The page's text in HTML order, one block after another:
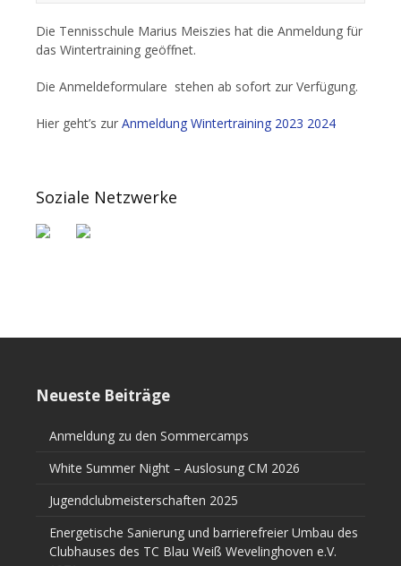
Die Tennisschule Marius Meiszies hat die Anmeldung für
das Wintertraining geöffnet.
Die Anmeldeformulare stehen ab sofort zur Verfügung.
Hier geht’s zur Anmeldung Wintertraining 2023 2024
Soziale Netzwerke
Neueste Beiträge
Anmeldung zu den Sommercamps
White Summer Night – Auslosung CM 2026
Jugendclubmeisterschaften 2025
Energetische Sanierung und barrierefreier Umbau des
Clubhauses des TC Blau Weiß Wevelinghoven e.V.